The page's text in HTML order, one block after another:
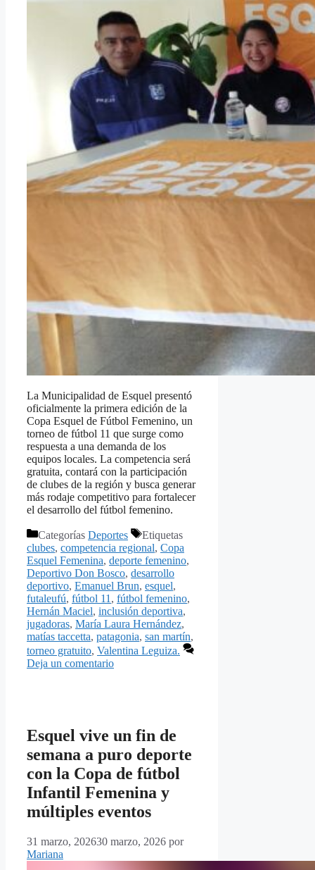
La Municipalidad de Esquel presentó
oficialmente la primera edición de la
Copa Esquel de Fútbol Femenino, un
torneo de fútbol 11 que surge como
respuesta a una demanda de los
equipos locales. La competencia será
gratuita, contará con la participación
de clubes de la región y busca generar
más rodaje competitivo para fortalecer
el desarrollo del fútbol femenino.
Categorías Deportes
Etiquetas
clubes, competencia regional, Copa
Esquel Femenina, deporte femenino,
Deportivo Don Bosco, desarrollo
deportivo, Emanuel Brun, esquel,
futaleufú, fútbol 11 , fútbol femenino,
Hernán Maciel, inclusión deportiva,
jugadoras, María Laura Hernández,
matías taccetta, patagonia, san martín,
torneo gratuito, Valentina Leguiza.
Deja un comentario
Esquel vive un fin de
semana a puro deporte
con la Copa de fútbol
Infantil Femenina y
múltiples eventos
31 marzo, 202630 marzo, 2026 por
Mariana